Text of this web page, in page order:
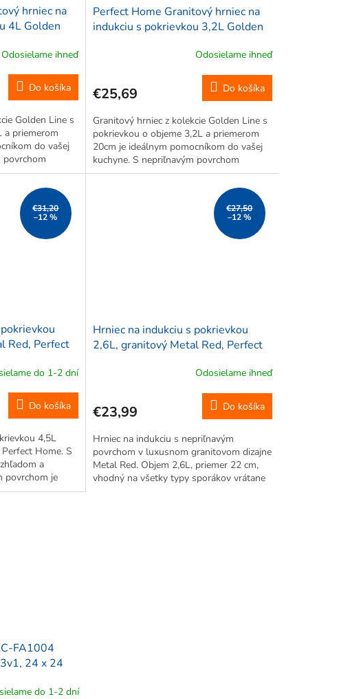
hrniec na
4L Golden
Odosielame ihneď
Do košíka
Golden Line s
a priemerom
do vašej
povrchom
pripálenia,
a ľahkú
Perfect Home Granitový hrniec na
indukciu s pokrievkou 3,2L Golden
Odosielame ihneď
€25,69 Do košíka
Granitový hrniec z kolekcie Golden Line s
pokrievkou o objeme 3,2L a priemerom
20cm je ideálnym pomocníkom do vašej
kuchyne. S nepriľnavým povrchom
zabezpečuje varenie bez pripálenia,
rovnomerné rozloženie tepla a ľahkú
€31,20
–12 %
Red, Perfect
do 1-2 dní
Do košíka
4,5L
Home. S
a
povrchom je
s minimom
€27,50
–12 %
Hrniec na indukciu s pokrievkou
2,6L, granitový Metal Red, Perfect
Odosielame ihneď
€23,99 Do košíka
Hrniec na indukciu s nepriľnavým
povrchom v luxusnom granitovom dizajne
Metal Red. Objem 2,6L, priemer 22 cm,
vhodný na všetky typy sporákov vrátane
FA1004
24 x 24
do 1-2 dní